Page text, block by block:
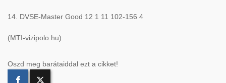
14. DVSE-Master Good 12 1 11 102-156 4
(MTI-vizipolo.hu)
Oszd meg barátaiddal ezt a cikket!